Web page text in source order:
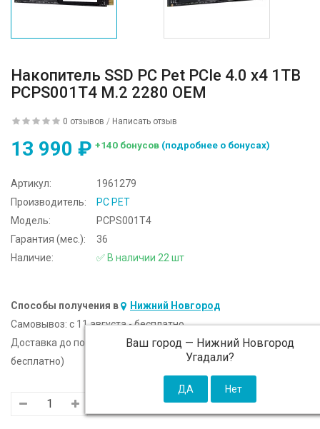
Накопитель SSD PC Pet PCIe 4.0 x4 1TB
PCPS001T4 M.2 2280 OEM
0 отзывов / Написать отзыв
13 990 ₽ +140 бонусов (подробнее о бонусах)
Артикул:
1961279
Производитель:
PC PET
Модель:
PCPS001T4
Гарантия (мес.):
36
Наличие:
✅ В наличии 22 шт
Способы получения в Нижний Новгород
Ваш город — Нижний Новгород
Угадали?
Самовывоз: c 11 августа - бесплатно
Доставка до подъезда:
c 11 августа - 300 ₽ (от 5 000 ₽
бесплатно)